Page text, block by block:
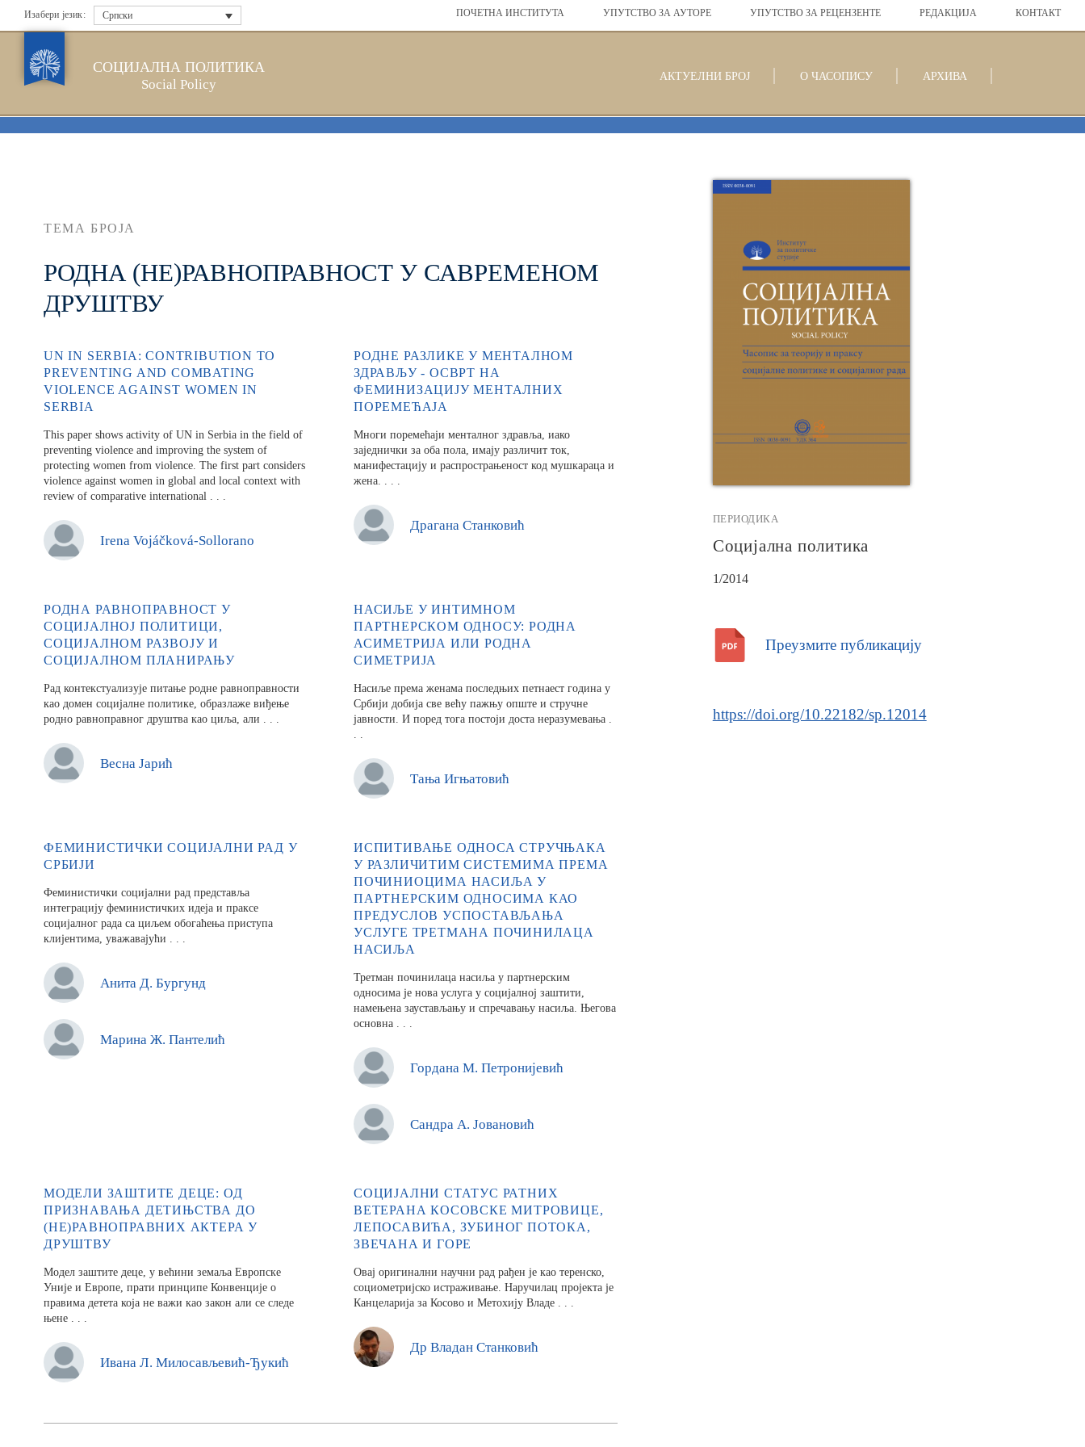
Изабери језик: Српски ПОЧЕТНА ИНСТИТУТА УПУТСТВО ЗА АУТОРЕ УПУТСТВО ЗА РЕЦЕНЗЕНТЕ РЕДАКЦИЈА КОНТАКТ
СОЦИЈАЛНА ПОЛИТИКА
Social Policy
АКТУЕЛНИ БРОЈ О ЧАСОПИСУ АРХИВА
ТЕМА БРОЈА
РОДНА (НЕ)РАВНОПРАВНОСТ У САВРЕМЕНОМ
ДРУШТВУ
UN IN SERBIA: CONTRIBUTION TO
PREVENTING AND COMBATING
VIOLENCE AGAINST WOMEN IN
SERBIA
This paper shows activity of UN in Serbia in the field of
pre­venting violence and improving the system of
protecting women from violence. The first part considers
violence against women in global and local context with
review of comparative international . . .
Ire­na­ Vojáčková-Sol­lo­ra­no
РОДНЕ РАЗЛИКЕ У МЕНТАЛНОМ
ЗДРАВЉУ - ОСВРТ НА
ФЕМИНИЗАЦИЈУ МЕНТАЛНИХ
ПОРЕМЕЋАЈА
Многи поремећаји менталног здравља, иако
заједнички за оба пола, имају различит ток,
манифестацију и распрострањеност код мушкараца и
жена. . . .
Драгана Станковић
РОДНА РАВНОПРАВНОСТ У
СОЦИЈАЛНОЈ ПОЛИТИЦИ,
СОЦИЈАЛНОМ РАЗВОЈУ И
СОЦИЈАЛНОМ ПЛАНИРАЊУ
Рад контекстуализује питањe родне равноправности
као до­мен социјалне политике, образлаже виђење
родно равноправног друштва као циља, али . . .
Весна Јарић
НАСИЉЕ У ИНТИМНОМ
ПАРТНЕРСКОМ ОДНОСУ: РОДНА
АСИМЕТРИЈА ИЛИ РОДНА
СИМЕТРИЈА
Насиље према женама последњих петнаест година у
Србији добија све већу пажњу опште и стручне
јавности. И поред тога постоји доста неразумевања .
. .
Тања Игњатовић
ФЕМИНИСТИЧКИ СОЦИЈАЛНИ РАД У
СРБИЈИ
Феминистички социјални рад представља
интеграцију феминистичких идеја и праксе
социјалног рада са циљем обогаћења приступа
клијентима, уважавајући . . .
Анита Д. Бургунд
Марина Ж. Пантелић
ИСПИТИВАЊЕ ОДНОСА СТРУЧЊАКА
У РАЗЛИЧИТИМ СИСТЕМИМА ПРЕМА
ПОЧИНИОЦИМА НАСИЉА У
ПАРТНЕРСКИМ ОДНОСИМА КАО
ПРЕДУСЛОВ УСПОСТАВЉАЊА
УСЛУГЕ ТРЕТМАНА ПОЧИНИЛАЦА
НАСИЉА
Третман починилаца насиља у партнерским
односима је но­ва услуга у социјалној заштити,
намењена заустављању и спречавању насиља. Његова
основна . . .
Гордана M. Петронијевић
Сандра А. Јовановић
МОДЕЛИ ЗАШТИТЕ ДЕЦЕ: ОД
ПРИЗНАВАЊА ДЕТИЊСТВА ДО
(НЕ)РАВНОПРАВНИХ АКТЕРА У
ДРУШТВУ
Модел заштите деце, у већини земаља Европске
Уније и Европе, прати принципе Конвенције о
правима детета која не важи као закон али се следе
њене . . .
Ивана Л. Милосављевић-Ђукић
СОЦИЈАЛНИ СТАТУС РАТНИХ
ВЕТЕРАНА КОСОВСКЕ МИТРОВИЦЕ,
ЛЕПОСАВИЋА, ЗУБИНОГ ПОТОКА,
ЗВЕЧАНА И ГОРЕ
Овај оригинални научни рад рађен je као теренско,
социометријско истраживање. Наручилац пројекта је
Канцеларија за Ко­сово и Метохију Владе . . .
Др Владан Станковић
ПЕРИОДИКА
Социјална политика
1/2014
Преузмите публикацију
https://doi.org/10.22182/sp.12014